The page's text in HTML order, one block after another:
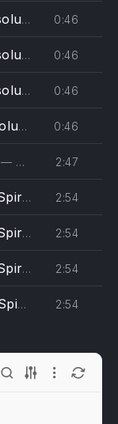
0:46
(alto) 0:46
0:46
0:46
— Antonio Vivaldi - The Monteverdi Choir, English Baroque Soloists, John Eliot Gardiner 2:47
2:54
(alto) 2:54
2:54
2:54